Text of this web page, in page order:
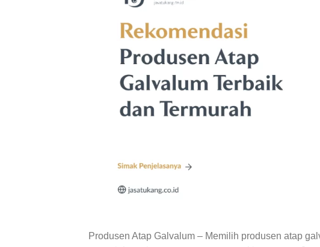
Produsen Atap Galvalum – Memilih produsen atap